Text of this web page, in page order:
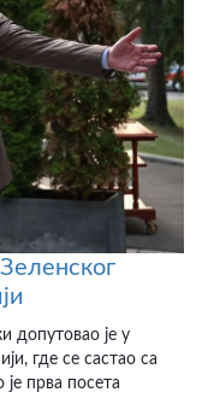
допутовао је у
где се састао са
прва посета